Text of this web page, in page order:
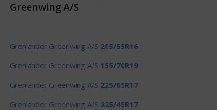
Greenwing A/S
Grenlander Greenwing A/S 205/55R16
Grenlander Greenwing A/S 155/70R19
Grenlander Greenwing A/S 225/65R17
Grenlander Greenwing A/S 225/45R17